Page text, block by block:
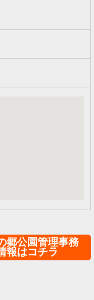
郷公園管理事務
報はコチラ